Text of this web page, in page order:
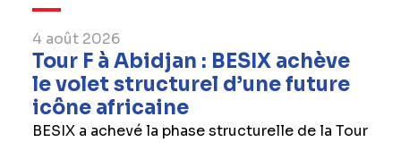
4 août 2026
Tour F à Abidjan : BESIX achève
le volet structurel d’une future
icône africaine
BESIX a achevé la phase structurelle de la Tour